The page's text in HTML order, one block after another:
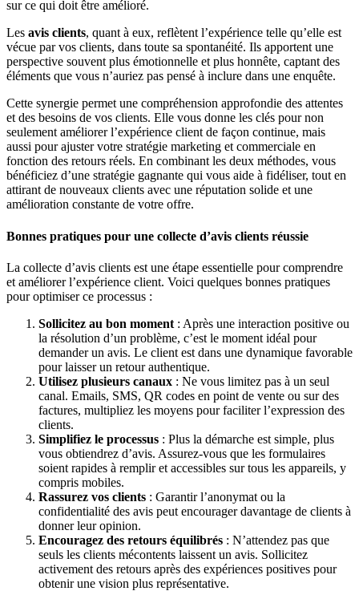
sur ce qui doit être amélioré.
Les avis clients, quant à eux, reflètent l’expérience telle qu’elle est
vécue par vos clients, dans toute sa spontanéité. Ils apportent une
perspective souvent plus émotionnelle et plus honnête, captant des
éléments que vous n’auriez pas pensé à inclure dans une enquête.
Cette synergie permet une compréhension approfondie des attentes
et des besoins de vos clients. Elle vous donne les clés pour non
seulement améliorer l’expérience client de façon continue, mais
aussi pour ajuster votre stratégie marketing et commerciale en
fonction des retours réels. En combinant les deux méthodes, vous
bénéficiez d’une stratégie gagnante qui vous aide à fidéliser, tout en
attirant de nouveaux clients avec une réputation solide et une
amélioration constante de votre offre.
Bonnes pratiques pour une collecte d’avis clients réussie
La collecte d’avis clients est une étape essentielle pour comprendre
et améliorer l’expérience client. Voici quelques bonnes pratiques
pour optimiser ce processus :
Sollicitez au bon moment : Après une interaction positive ou
la résolution d’un problème, c’est le moment idéal pour
demander un avis. Le client est dans une dynamique favorable
pour laisser un retour authentique.
Utilisez plusieurs canaux : Ne vous limitez pas à un seul
canal. Emails, SMS, QR codes en point de vente ou sur des
factures, multipliez les moyens pour faciliter l’expression des
clients.
Simplifiez le processus : Plus la démarche est simple, plus
vous obtiendrez d’avis. Assurez-vous que les formulaires
soient rapides à remplir et accessibles sur tous les appareils, y
compris mobiles.
Rassurez vos clients : Garantir l’anonymat ou la
confidentialité des avis peut encourager davantage de clients à
donner leur opinion.
Encouragez des retours équilibrés : N’attendez pas que
seuls les clients mécontents laissent un avis. Sollicitez
activement des retours après des expériences positives pour
obtenir une vision plus représentative.